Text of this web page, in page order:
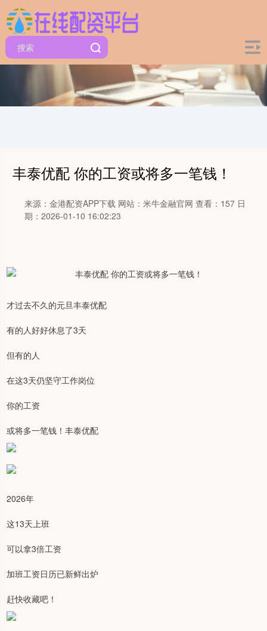
丰泰优配 你的工资或将多一笔钱！
来源：金港配资APP下载 网站：米牛金融官网 查看：157 日
期：2026-01-10 16:02:23
才过去不久的元旦丰泰优配
有的人好好休息了3天
但有的人
在这3天仍坚守工作岗位
你的工资
或将多一笔钱！丰泰优配
2026年
这13天上班
可以拿3倍工资
加班工资日历已新鲜出炉
赶快收藏吧！